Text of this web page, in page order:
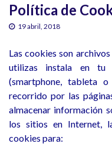
Política de
19 abril, 2018
Las cookies son
utilizas instala en tu
(smartphone, tableta
recorrido por las
almacenar información
los sitios en Internet,
cookies para: